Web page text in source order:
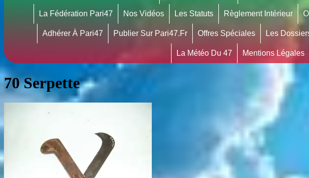
La Fédération Pari47 Nos Vidéos Les Statuts Règlement Intérieur
Adhérer À Pari47 Publier Sur Pari47.fr Offres Spéciales Les
La Météo Du 47 Mentions Légales
70 Serpette